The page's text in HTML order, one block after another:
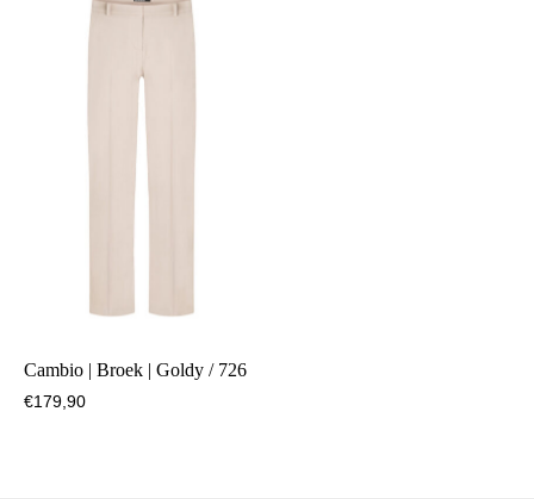
Cambio | Broek | Goldy / 726
€179,90